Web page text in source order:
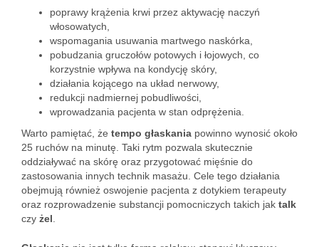
poprawy krążenia krwi przez aktywację naczyń
włosowatych,
wspomagania usuwania martwego naskórka,
pobudzania gruczołów potowych i łojowych, co
korzystnie wpływa na kondycję skóry,
działania kojącego na układ nerwowy,
redukcji nadmiernej pobudliwości,
wprowadzania pacjenta w stan odprężenia.
Warto pamiętać, że tempo głaskania powinno wynosić około
25 ruchów na minutę. Taki rytm pozwala skutecznie
oddziaływać na skórę oraz przygotować mięśnie do
zastosowania innych technik masażu. Cele tego działania
obejmują również oswojenie pacjenta z dotykiem terapeuty
oraz rozprowadzenie substancji pomocniczych takich jak talk
czy żel